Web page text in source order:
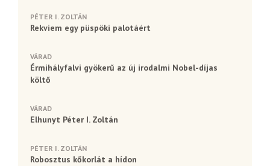
PÉTER I. ZOLTÁN
Rekviem egy püspöki palotáért
VÁRAD
Érmihályfalvi gyökerű az új irodalmi Nobel-díjas
költő
VÁRAD
Elhunyt Péter I. Zoltán
PÉTER I. ZOLTÁN
Robosztus kőkorlát a hídon